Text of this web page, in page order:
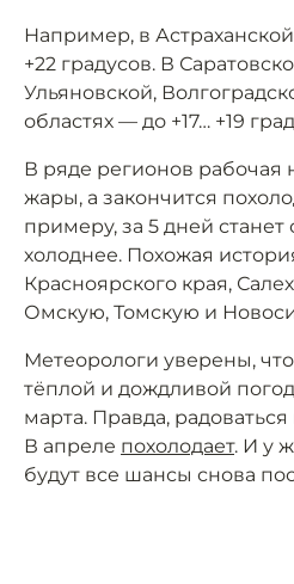
Например, в
+22 градусов. В
Ульяновской,
областях — до +17… +19
В ряде регионов рабочая
жары, а закончится
примеру, за 5 дней станет
холоднее. Похожая
Красноярского края,
Омскую, Томскую и
Метеорологи уверены,
тёплой и дождливой
марта. Правда,
В апреле похолодает. И у
будут все шансы снова